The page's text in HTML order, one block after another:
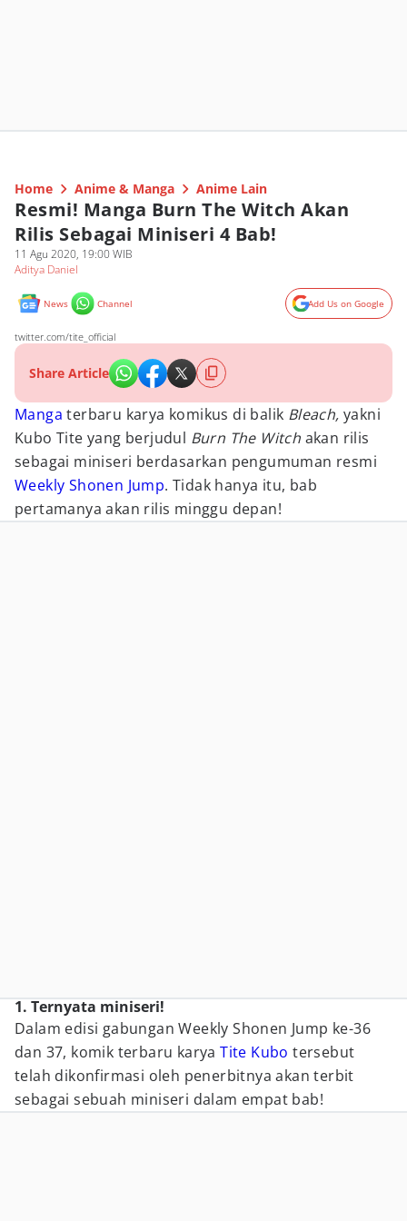
Home Anime & Manga Anime Lain
Resmi! Manga Burn The Witch Akan
Rilis Sebagai Miniseri 4 Bab!
11 Agu 2020, 19:00 WIB
Aditya Daniel
News Channel Add Us on Google
twitter.com/tite_official
Share Article
Manga terbaru karya komikus di balik Bleach,yakni
Kubo Tite yang berjudul Burn The Witch akan rilis
sebagai miniseri berdasarkan pengumuman resmi
Weekly Shonen Jump. Tidak hanya itu, bab
pertamanya akan rilis minggu depan!
1. Ternyata miniseri!
Dalam edisi gabungan Weekly Shonen Jump ke-36
dan 37, komik terbaru karyaTite Kubo tersebut
telah dikonfirmasi oleh penerbitnya akan terbit
sebagai sebuah miniseri dalam empat bab!